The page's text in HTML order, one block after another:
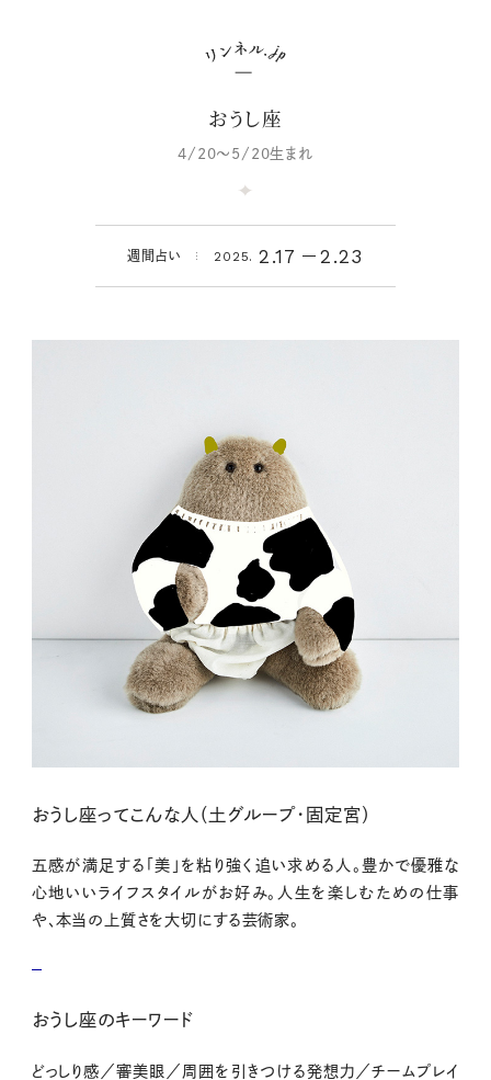
おうし座
4/20～5/20生まれ
週間占い 2025. 2.17 2.23
おうし座ってこんな人（土グループ・固定宮）
五感が満足する「美」を粘り強く追い求める人。豊かで優雅な
心地いいライフスタイルがお好み。人生を楽しむための仕事
や、本当の上質さを大切にする芸術家。
おうし座のキーワード
どっしり感／審美眼／周囲を引きつける発想力／チームプレイ